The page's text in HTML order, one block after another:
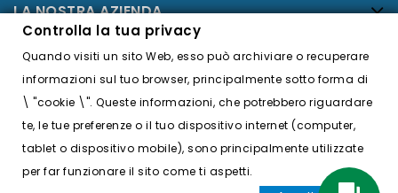
LA NOSTRA AZIENDA
Twitter
Instagram
Controlla la tua privacy
Quando visiti un sito Web, esso può archiviare o recuperare
informazioni sul tuo browser, principalmente sotto forma di
\ "cookie \". Queste informazioni, che potrebbero riguardare
te, le tue preferenze o il tuo dispositivo internet (computer,
tablet o dispositivo mobile), sono principalmente utilizzate
per far funzionare il sito come ti aspetti.